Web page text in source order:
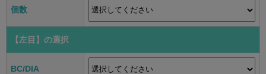
個数
【左目】 の選択
BC/DIA